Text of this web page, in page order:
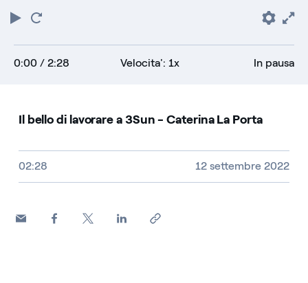
Riproduci
0:00 / 2:28 Velocita': 1x In pausa
Il bello di lavorare a 3Sun - Caterina La Porta
Video size, duration and file type
02:28 12 settembre 2022